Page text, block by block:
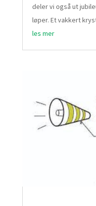
deler vi også ut
løper. Et vakkert
les mer